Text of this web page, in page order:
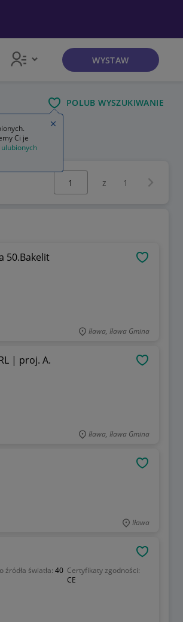
WYSTAW
POLUB WYSZUKIWANIE
Wybierz stronę:
z 1
50.Bakelit
Iława, Iława Gmina
| proj. A.
Iława, Iława Gmina
Iława
światła: 40 Certyfikaty zgodności:
CE
Ci je
ulubionych
Zamknij wskazówkę